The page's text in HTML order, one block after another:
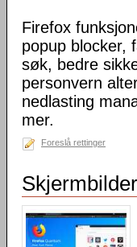
Firefox
popup blocker,
søk, bedre
personvern
nedlasting
mer.
Foreslå rettinger